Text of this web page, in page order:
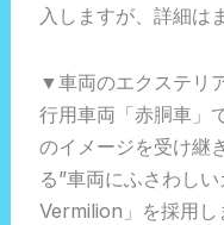
入しますが、詳細は
▼車両のエクステリ
行用車両「赤胴車」
のイメージを受け継
る”車両にふさわし
Vermilion」を採用し